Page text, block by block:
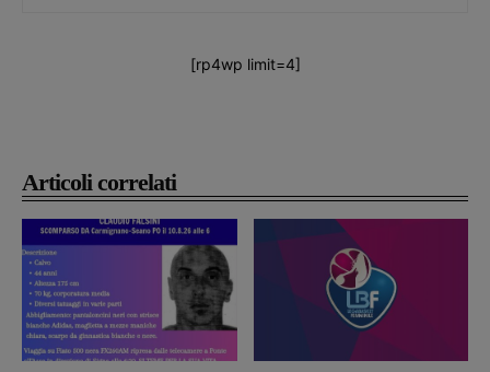
Articoli correlati
[rp4wp limit=4]